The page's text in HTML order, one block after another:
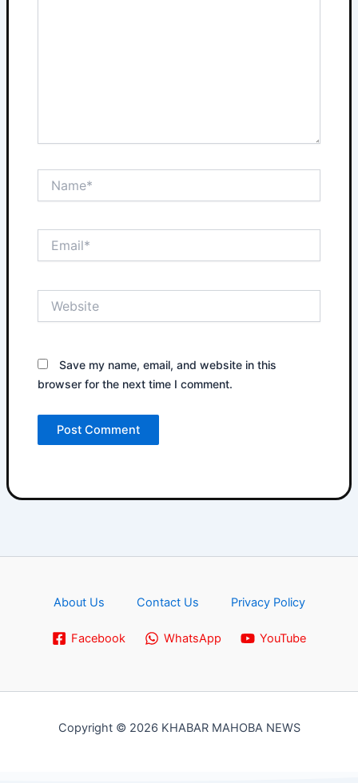
Save my name, email, and website in this
browser for the next time I comment.
About Us Contact Us Privacy Policy
Facebook WhatsApp YouTube
Copyright © 2026 KHABAR MAHOBA NEWS